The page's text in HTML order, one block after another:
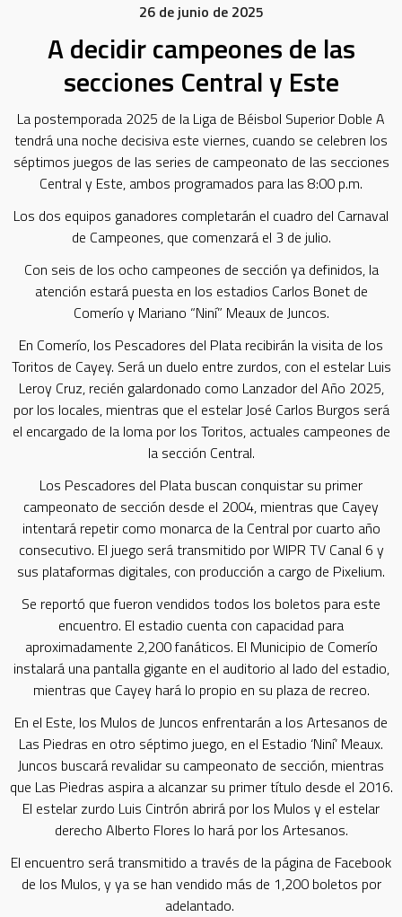
26 de junio de 2025
A decidir campeones de las
secciones Central y Este
La postemporada 2025 de la Liga de Béisbol Superior Doble A
tendrá una noche decisiva este viernes, cuando se celebren los
séptimos juegos de las series de campeonato de las secciones
Central y Este, ambos programados para las 8:00 p.m.
Los dos equipos ganadores completarán el cuadro del Carnaval
de Campeones, que comenzará el 3 de julio.
Con seis de los ocho campeones de sección ya definidos, la
atención estará puesta en los estadios Carlos Bonet de
Comerío y Mariano “Niní” Meaux de Juncos.
En Comerío, los Pescadores del Plata recibirán la visita de los
Toritos de Cayey. Será un duelo entre zurdos, con el estelar Luis
Leroy Cruz, recién galardonado como Lanzador del Año 2025,
por los locales, mientras que el estelar José Carlos Burgos será
el encargado de la loma por los Toritos, actuales campeones de
la sección Central.
Los Pescadores del Plata buscan conquistar su primer
campeonato de sección desde el 2004, mientras que Cayey
intentará repetir como monarca de la Central por cuarto año
consecutivo. El juego será transmitido por WIPR TV Canal 6 y
sus plataformas digitales, con producción a cargo de Pixelium.
Se reportó que fueron vendidos todos los boletos para este
encuentro. El estadio cuenta con capacidad para
aproximadamente 2,200 fanáticos. El Municipio de Comerío
instalará una pantalla gigante en el auditorio al lado del estadio,
mientras que Cayey hará lo propio en su plaza de recreo.
En el Este, los Mulos de Juncos enfrentarán a los Artesanos de
Las Piedras en otro séptimo juego, en el Estadio ‘Niní’ Meaux.
Juncos buscará revalidar su campeonato de sección, mientras
que Las Piedras aspira a alcanzar su primer título desde el 2016.
El estelar zurdo Luis Cintrón abrirá por los Mulos y el estelar
derecho Alberto Flores lo hará por los Artesanos.
El encuentro será transmitido a través de la página de Facebook
de los Mulos, y ya se han vendido más de 1,200 boletos por
adelantado.